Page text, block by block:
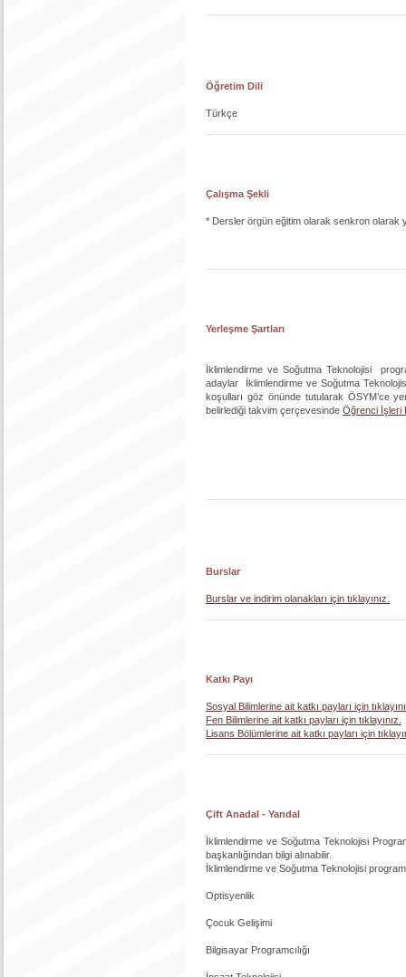
Öğretim Dili
Türkçe
Çalışma Şekli
* Dersler örgün eğitim olarak senkron olarak
Yerleşme Şartları
İklimlendirme ve Soğutma Teknolojisi
adaylar İklimlendirme ve Soğutma
koşulları göz önünde tutularak ÖSYM’ce
belirlediği takvim çerçevesinde Öğrenci İşleri
Burslar
Burslar ve indirim olanakları için tıklayınız.
Katkı Payı
Sosyal Bilimlerine ait katkı payları için
Fen Bilimlerine ait katkı payları için tıklayınız.
Lisans Bölümlerine ait katkı payları için
Çift Anadal - Yandal
İklimlendirme ve Soğutma Teknolojisi
başkanlığından bilgi alınabilir.
İklimlendirme ve Soğutma Teknolojisi
Optisyenlik
Çocuk Gelişimi
Bilgisayar Programcılığı